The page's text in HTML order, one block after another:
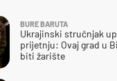
BURE BARUTA
Ukrajinski stručnjak
prijetnju: Ovaj grad u
biti žarište